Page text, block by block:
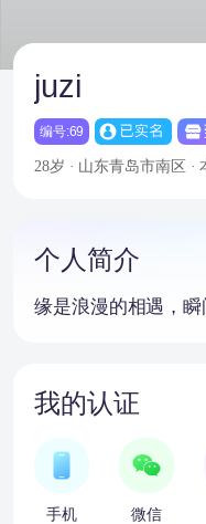
juzi
编号:69
28岁 · 山东青岛市南区 ·
个人简介
缘是浪漫的相遇，瞬
我的认证
手机 微信